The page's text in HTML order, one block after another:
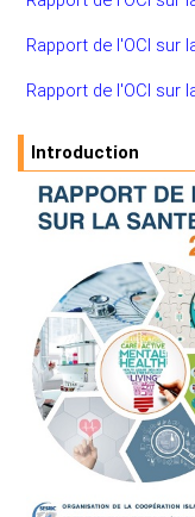
Rapport de l'OCI sur
Rapport de l'OCI sur
Introduction